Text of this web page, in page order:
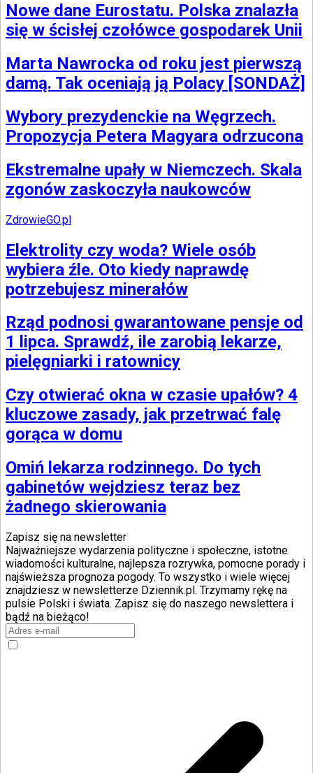
Nowe dane Eurostatu. Polska znalazła
się w ścisłej czołówce gospodarek Unii
Marta Nawrocka od roku jest pierwszą
damą. Tak oceniają ją Polacy [SONDAŻ]
Wybory prezydenckie na Węgrzech.
Propozycja Petera Magyara odrzucona
Ekstremalne upały w Niemczech. Skala
zgonów zaskoczyła naukowców
ZdrowieGO.pl
Elektrolity czy woda? Wiele osób
wybiera źle. Oto kiedy naprawdę
potrzebujesz minerałów
Rząd podnosi gwarantowane pensje od
1 lipca. Sprawdź, ile zarobią lekarze,
pielęgniarki i ratownicy
Czy otwierać okna w czasie upałów? 4
kluczowe zasady, jak przetrwać falę
gorąca w domu
Omiń lekarza rodzinnego. Do tych
gabinetów wejdziesz teraz bez
żadnego skierowania
Zapisz się na newsletter
Najważniejsze wydarzenia polityczne i społeczne, istotne
wiadomości kulturalne, najlepsza rozrywka, pomocne porady i
najświeższa prognoza pogody. To wszystko i wiele więcej
znajdziesz w newsletterze Dziennik.pl. Trzymamy rękę na
pulsie Polski i świata. Zapisz się do naszego newslettera i
bądź na bieżąco!